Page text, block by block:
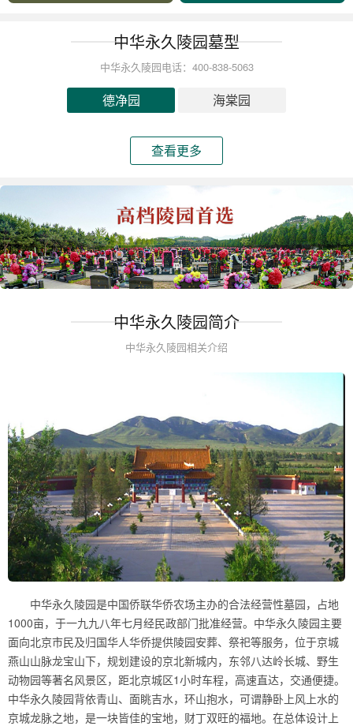
中华永久陵园墓型
中华永久陵园电话：400-838-5063
德净园 海棠园
查看更多
中华永久陵园简介
中华永久陵园相关介绍
中华永久陵园是中国侨联华侨农场主办的合法经营性墓园，占地
1000亩，于一九九八年七月经民政部门批准经营。中华永久陵园主要
面向北京市民及归国华人华侨提供陵园安葬、祭祀等服务，位于京城
燕山山脉龙宝山下，规划建设的京北新城内，东邻八达岭长城、野生
动物园等著名风景区，距北京城区1小时车程，高速直达，交通便捷。
中华永久陵园背依青山、面眺吉水，环山抱水，可谓静卧上风上水的
京城龙脉之地，是一块皆佳的宝地，财丁双旺的福地。在总体设计上